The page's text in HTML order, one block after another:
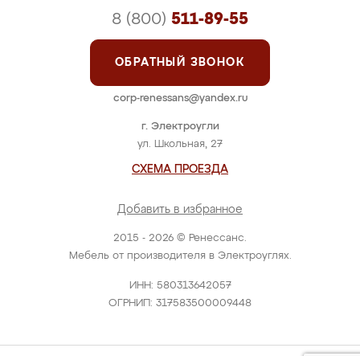
2015 - 2026 © Ренессанс.
Мебель от производителя в Электроуглях.
ИНН: 580313642057
ОГРНИП: 317583500009448
г. Электроугли
ул. Школьная, 27
СХЕМА ПРОЕЗДА
Добавить в избранное
8 (800) 511-89-55
ОБРАТНЫЙ ЗВОНОК
corp-renessans@yandex.ru